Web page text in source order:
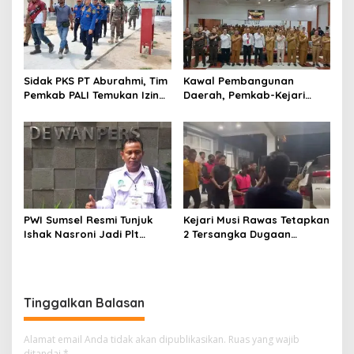
Sidak PKS PT Aburahmi, Tim
Pemkab PALI Temukan Izin
Kawal Pembangunan
Daerah, Pemkab-Kejari
Pendampingan Hukum
PWI Sumsel Resmi Tunjuk
Ishak Nasroni Jadi Plt
Kejari Musi Rawas Tetapkan
2 Tersangka Dugaan
Tinggalkan Balasan
Alamat email Anda tidak akan dipublikasikan. Ruas yang wajib